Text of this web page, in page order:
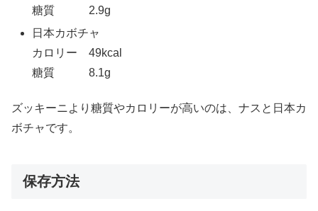
糖質 2.9g
日本カボチャ
カロリー 49kcal
糖質 8.1g
ズッキーニより糖質やカロリーが高いのは、ナスと日本カ
ボチャです。
保存方法